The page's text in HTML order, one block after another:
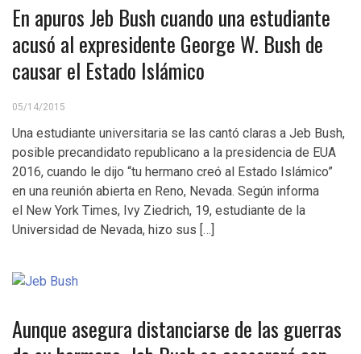
En apuros Jeb Bush cuando una estudiante
acusó al expresidente George W. Bush de
causar el Estado Islámico
05/14/2015
Una estudiante universitaria se las cantó claras a Jeb Bush,
posible precandidato republicano a la presidencia de EUA
2016, cuando le dijo “tu hermano creó al Estado Islámico”
en una reunión abierta en Reno, Nevada. Según informa
el New York Times, Ivy Ziedrich, 19, estudiante de la
Universidad de Nevada, hizo sus […]
Aunque asegura distanciarse de las guerras